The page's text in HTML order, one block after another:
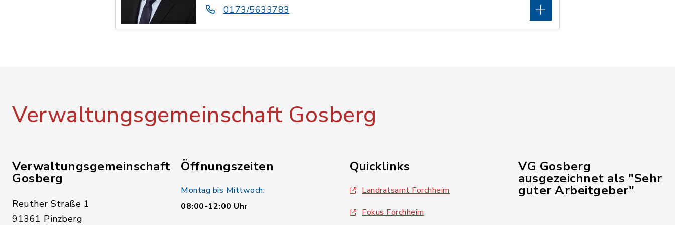
0173/5633783
Verwaltungsgemeinschaft Gosberg
Verwaltungsgemeinschaft
Gosberg
Reuther Straße 1
91361 Pinzberg
Öffnungszeiten
Montag bis Mittwoch:
08:00-12:00 Uhr
Quicklinks
Landratsamt Forchheim
Fokus Forchheim
VG Gosberg
ausgezeichnet als "Sehr
guter Arbeitgeber"